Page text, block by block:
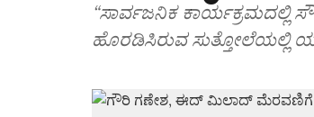
“ಸಾರ್ವಜನಿಕ ಕಾರ್ಯಕ್ರಮದಲ್ಲಿ
ಹೊರಡಿಸಿರುವ ಸುತ್ತೋಲೆಯಲ್ಲಿ